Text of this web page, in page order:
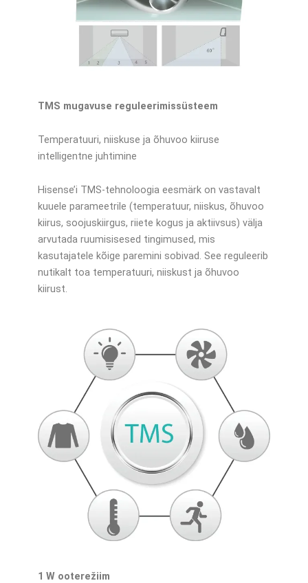
TMS mugavuse reguleerimissüsteem
Temperatuuri, niiskuse ja õhuvoo kiiruse
intelligentne juhtimine
Hisense’i TMS-tehnoloogia eesmärk on vastavalt
kuuele parameetrile (temperatuur, niiskus, õhuvoo
kiirus, soojuskiirgus, riiete kogus ja aktiivsus) välja
arvutada ruumisisesed tingimused, mis
kasutajatele kõige paremini sobivad. See reguleerib
nutikalt toa temperatuuri, niiskust ja õhuvoo
kiirust.
1 W ooterežiim